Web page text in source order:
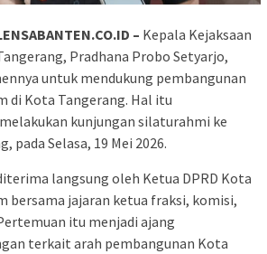
– Kepala Kejaksaan
Pradhana Probo Setyarjo,
untuk mendukung pembangunan
di Kota Tangerang. Hal itu
kunjungan silaturahmi ke
pada Selasa, 19 Mei 2026.
langsung oleh Ketua DPRD Kota
bersama jajaran ketua fraksi, komisi,
itu menjadi ajang
terkait arah pembangunan Kota